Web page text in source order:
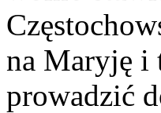
na Maryję i
prowadzić